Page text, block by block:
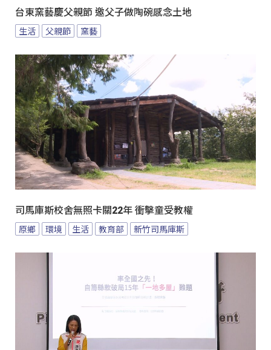
台東窯藝慶父親節 邀父子做陶碗感念土地
生活 父親節 窯藝
司馬庫斯校舍無照卡關22年 衝擊童受教權
原鄉 環境 生活 教育部 新竹司馬庫斯